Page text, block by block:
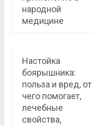
народной
медицине
Настойка
боярышника:
польза и вред, от
чего помогает,
лечебные
свойства,